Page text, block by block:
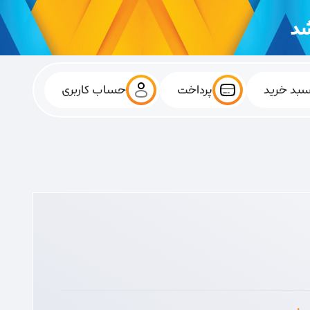
خرید پرداخت حساب کاربری